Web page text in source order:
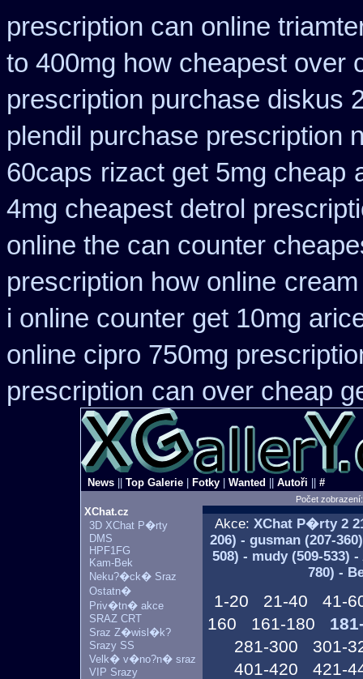
prescription can online
to 400mg how cheapest over
prescription purchase diskus
plendil purchase prescription
60caps rizact get 5mg cheap
4mg cheapest detrol
online the can counter
prescription how online
i online counter get 10mg
online cipro 750mg
prescription can over cheap
News Top Galerie Fotky Wanted Autoři #
Počet
XChat.cz
3D XChat P�rty
DMS
HPF1FG
Kam-Bek
Neku?�ck� Sraz
Ostatn�
Priv�tn� akce
SRAZ CRT
Sraz Z�wisl�k?
Srazy SS
Velk� v�no?n� sraz
VIP Srazy
Akce: XChat P�rty 2
206) - gusman (207-
508) - mudy (509-533)
780) -
1-20 21-40
41-
160
161-180
281-300
301-
401-420
421-